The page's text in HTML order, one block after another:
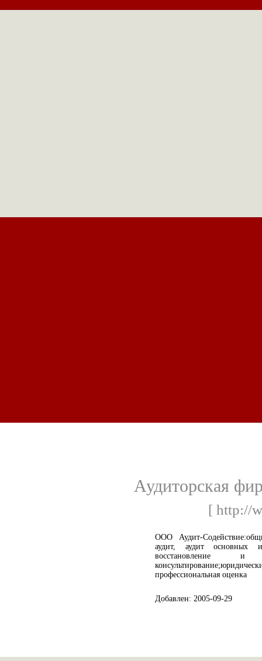
Аудиторская
[ http://
ООО Аудит-
аудит, аудит основных
восстановление
профессиональная оценка
Добавлен: 2005-09-29